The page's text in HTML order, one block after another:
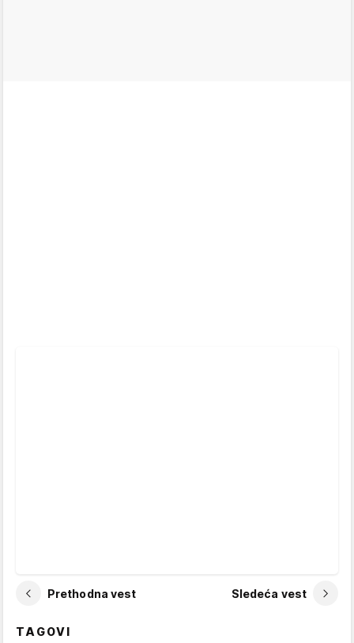
Prethodna vest Sledeća vest
TAGOVI